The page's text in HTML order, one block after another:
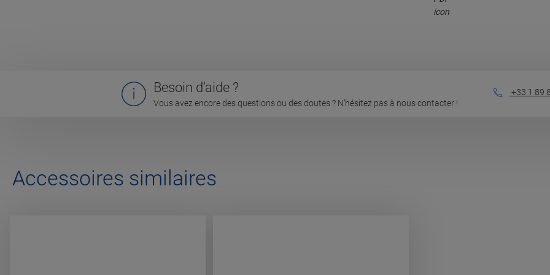
Besoin d’aide ?
Vous avez encore des questions ou des doutes ? N’hésitez pas à nous contacter !
+33 1 89
Accessoires similaires